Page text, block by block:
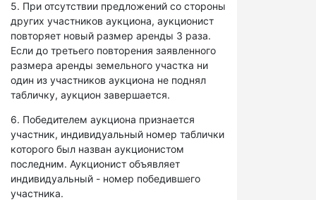
5. При отсутствии предложений со стороны
других участников аукциона, аукционист
повторяет новый размер аренды 3 раза.
Если до третьего повторения заявленного
размера аренды земельного участка ни
один из участников аукциона не поднял
табличку, аукцион завершается.
6. Победителем аукциона признается
участник, индивидуальный номер таблички
которого был назван аукционистом
последним. Аукционист объявляет
индивидуальный - номер победившего
участника.